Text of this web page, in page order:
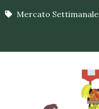
Mercato Settimanale